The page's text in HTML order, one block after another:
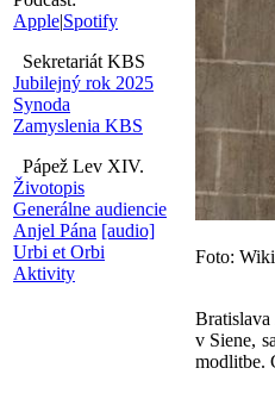
Apple|Spotify
Sekretariát KBS
Jubilejný rok 2025
Synoda
Zamyslenia KBS
Pápež Lev XIV.
Životopis
Generálne audiencie
Anjel Pána [audio]
Urbi et Orbi
Aktivity
Foto:
v Siene,
modlitbe.